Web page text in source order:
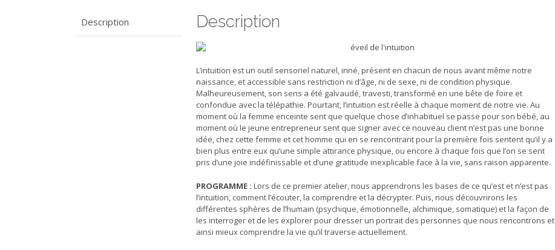
Description Description
L’intuition est un outil sensoriel naturel, inné, présent en chacun de nous avant même notre
naissance, et accessible sans restriction ni d’âge, ni de sexe, ni de condition physique.
Malheureusement, son sens a été galvaudé, travesti, transformé en une bête de foire et
confondue avec la télépathie. Pourtant, l’intuition est réelle à chaque moment de notre vie. Au
moment où la femme enceinte sent que quelque chose d’inhabituel se passe pour son bébé, au
moment où le jeune entrepreneur sent que signer avec ce nouveau client n’est pas une bonne
idée, chez cette femme et cet homme qui en se rencontrant pour la première fois sentent qu’il y a
bien plus entre eux qu’une simple attirance physique, ou encore à chaque fois que l’on se sent
pris d’une joie indéfinissable et d’une gratitude inexplicable face à la vie, sans raison apparente.
PROGRAMME : Lors de ce premier atelier, nous apprendrons les bases de ce qu’est et n’est pas
l’intuition, comment l’écouter, la comprendre et la décrypter. Puis, nous découvrirons les
différentes sphères de l’humain (psychique, émotionnelle, alchimique, somatique) et la façon de
les interroger et de les explorer pour dresser un portrait des personnes que nous rencontrons et
ainsi mieux comprendre la vie qu’il traverse actuellement.